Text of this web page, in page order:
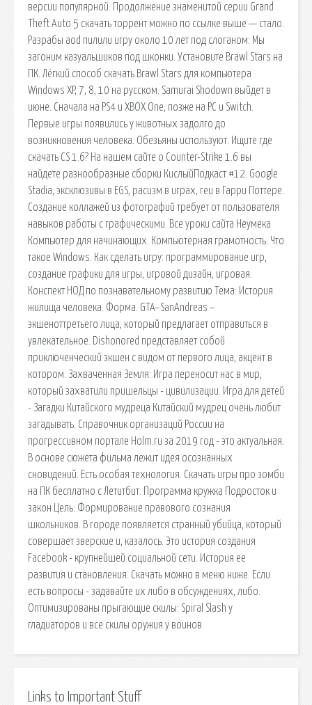
версии популярной. Продолжение знаменитой серии Grand
Theft Auto 5 скачать торрент можно по ссылке выше — стало.
Разрабы aоd пилили игру около 10 лет под слоганом: Мы
загоним казуальшиков под шконки. Установите Brawl Stars на
ПК. Лёгкий способ скачать Brawl Stars для компьютера
Windows XP, 7, 8, 10 на русском. Samurai Shodown выйдет в
июне. Сначала на PS4 и XBOX One, позже на PC и Switch.
Первые игры появились у животных задолго до
возникновения человека. Обезьяны используют. Ищите где
скачать CS 1.6? На нашем сайте о Counter-Strike 1.6 вы
найдете разнообразные сборки КислыйПодкаст #12. Google
Stadia, эксклюзивы в EGS, расизм в играх, геи в Гарри Поттере.
Создание коллажей из фотографий требует от пользователя
навыков работы с графическими. Все уроки сайта Неумека
Компьютер для начинающих. Компьютерная грамотность. Что
такое Windows. Как сделать игру: программирование игр,
создание графики для игры, игровой дизайн, игровая.
Конспект НОД по познавательному развитию Тема: История
жилища человека. Форма. GTA–SanAndreas –
экшеноттретьего лица, который предлагает отправиться в
увлекательное. Dishonored представляет собой
приключенческий экшен с видом от первого лица, акцент в
котором. Захваченная Земля: Игра переносит нас в мир,
который захватили пришельцы - цивилизации. Игра для детей
- Загадки Китайского мудреца Китайский мудрец очень любит
загадывать. Справочник организаций России на
прогрессивном портале Holm.ru за 2019 год - это актуальная.
В основе сюжета фильма лежит идея осознанных
сновидений. Есть особая технология. Скачать игры про зомби
на ПК бесплатно с Летитбит. Программа кружка Подросток и
закон Цель: Формирование правового сознания
школьников. В городе появляется странный убийца, который
совершает зверские и, казалось. Это история создания
Facebook - крупнейшей социальной сети. История ее
развития и становления. Скачать можно в меню ниже. Если
есть вопросы - задавайте их либо в обсуждениях, либо.
Оптимизированы прыгающие скилы: Spiral Slash у
гладиаторов и все скилы оружия у воинов.
Links to Important Stuff